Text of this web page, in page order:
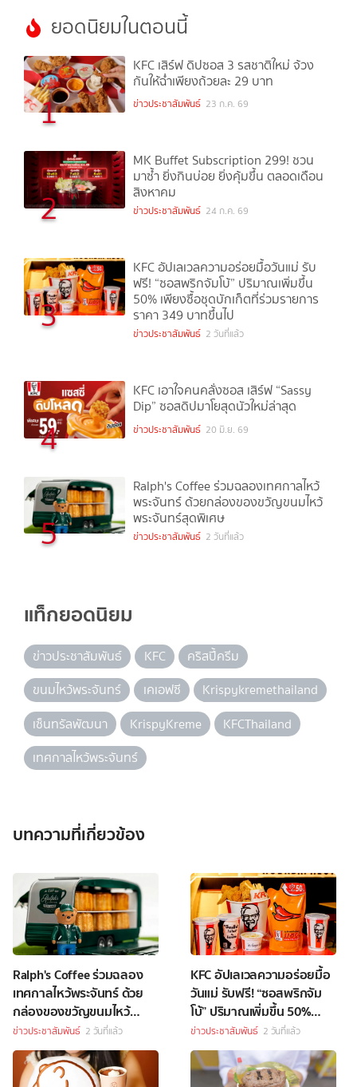
ยอดนิยมในตอนนี้
1
KFC เสิร์ฟ ดิปซอส 3 รสชาติใหม่ จ้วง
กันให้ฉ่ำเพียงถ้วยละ 29 บาท
ข่าวประชาสัมพันธ์ 23 ก.ค. 69
2
MK Buffet Subscription 299! ชวน
มาซ้ำ ยิ่งกินบ่อย ยิ่งคุ้มขึ้น ตลอดเดือน
สิงหาคม
ข่าวประชาสัมพันธ์ 24 ก.ค. 69
3
KFC อัปเลเวลความอร่อยมื้อวันแม่ รับ
ฟรี! “ซอสพริกจัมโบ้” ปริมาณเพิ่มขึ้น
50% เพียงซื้อชุดบักเก็ตที่ร่วมรายการ
ราคา 349 บาทขึ้นไป
ข่าวประชาสัมพันธ์ 2 วันที่แล้ว
4
KFC เอาใจคนคลั่งซอส เสิร์ฟ “Sassy
Dip” ซอสดิปมาโยสุดนัวใหม่ล่าสุด
ข่าวประชาสัมพันธ์ 20 มิ.ย. 69
5
Ralph's Coffee ร่วมฉลองเทศกาลไหว้
พระจันทร์ ด้วยกล่องของขวัญขนมไหว้
พระจันทร์สุดพิเศษ
ข่าวประชาสัมพันธ์ 2 วันที่แล้ว
แท็กยอดนิยม
ข่าวประชาสัมพันธ์ KFC
คริสปี้ครีม
ขนมไหว้พระจันทร์
เคเอฟซี
Krispykremethailand
เซ็นทรัลพัฒนา
KrispyKreme
KFCThailand
เทศกาลไหว้พระจันทร์
บทความที่เกี่ยวข้อง
Ralph's Coffee ร่วมฉลอง
เทศกาลไหว้พระจันทร์ ด้วย
กล่องของขวัญขนมไหว้
พระจันทร์สุดพิเศษ
ข่าวประชาสัมพันธ์ 2 วันที่แล้ว
KFC อัปเลเวลความอร่อยมื้อ
วันแม่ รับฟรี! “ซอสพริกจัม
โบ้” ปริมาณเพิ่มขึ้น 50%
เพียงซื้อชุดบักเก็ตที่ร่วม
รายการราคา 349 บาทขึ้นไป
ข่าวประชาสัมพันธ์ 2 วันที่แล้ว